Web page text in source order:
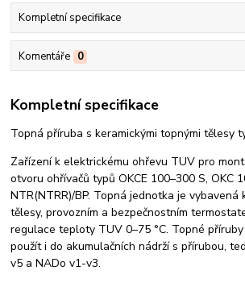
Kompletní specifikace
Komentáře 0
Kompletní specifikace
Topná příruba s keramickými topnými tělesy
Zařízení k elektrickému ohřevu TUV pro
otvoru ohřívačů typů OKCE 100–300 S, OKC
NTR(NTRR)/BP. Topná jednotka je vybavená
tělesy, provozním a bezpečnostním
regulace teploty TUV 0–75 °C. Topné
použít i do akumulačních nádrží s přírubou,
v5 a NADo v1-v3.